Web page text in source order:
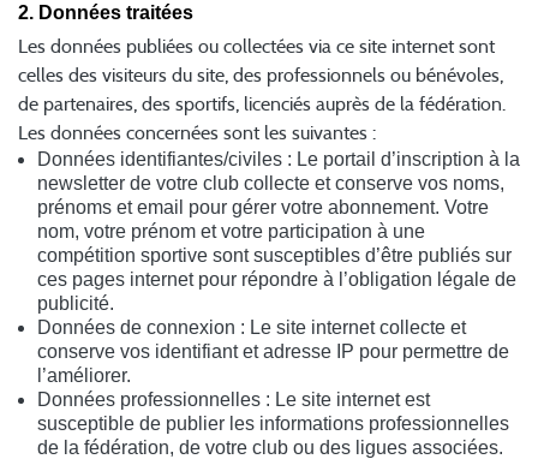
2. Données traitées
Les données publiées ou collectées via ce site internet sont
celles des visiteurs du site, des professionnels ou bénévoles,
de partenaires, des sportifs, licenciés auprès de la fédération.
Les données concernées sont les suivantes :
Données identifiantes/civiles : Le portail d’inscription à la
newsletter de votre club collecte et conserve vos noms,
prénoms et email pour gérer votre abonnement. Votre
nom, votre prénom et votre participation à une
compétition sportive sont susceptibles d’être publiés sur
ces pages internet pour répondre à l’obligation légale de
publicité.
Données de connexion : Le site internet collecte et
conserve vos identifiant et adresse IP pour permettre de
l’améliorer.
Données professionnelles : Le site internet est
susceptible de publier les informations professionnelles
de la fédération, de votre club ou des ligues associées.